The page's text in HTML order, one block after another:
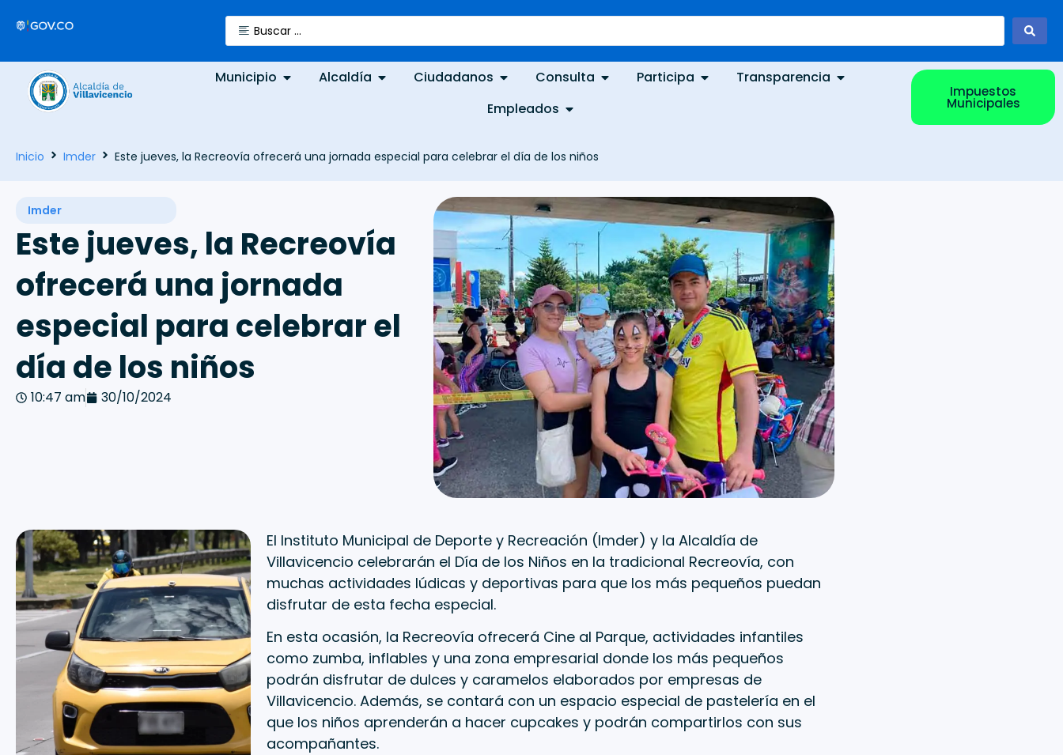
Municipio Alcaldía Ciudadanos Consulta Participa
Transparencia
Empleados
Impuestos
Municipales
Inicio Imder Este jueves, la Recreovía ofrecerá una jornada especial para celebrar el día de los niños
Imder
Este jueves, la Recreovía
ofrecerá una jornada
especial para celebrar el
día de los niños
10:47 am 30/10/2024
El Instituto Municipal de Deporte y Recreación (Imder) y la Alcaldía de
Villavicencio celebrarán el Día de los Niños en la tradicional Recreovía, con
muchas actividades lúdicas y deportivas para que los más pequeños puedan
disfrutar de esta fecha especial.
En esta ocasión, la Recreovía ofrecerá Cine al Parque, actividades infantiles
como zumba, inflables y una zona empresarial donde los más pequeños
podrán disfrutar de dulces y caramelos elaborados por empresas de
Villavicencio. Además, se contará con un espacio especial de pastelería en el
que los niños aprenderán a hacer cupcakes y podrán compartirlos con sus
acompañantes.